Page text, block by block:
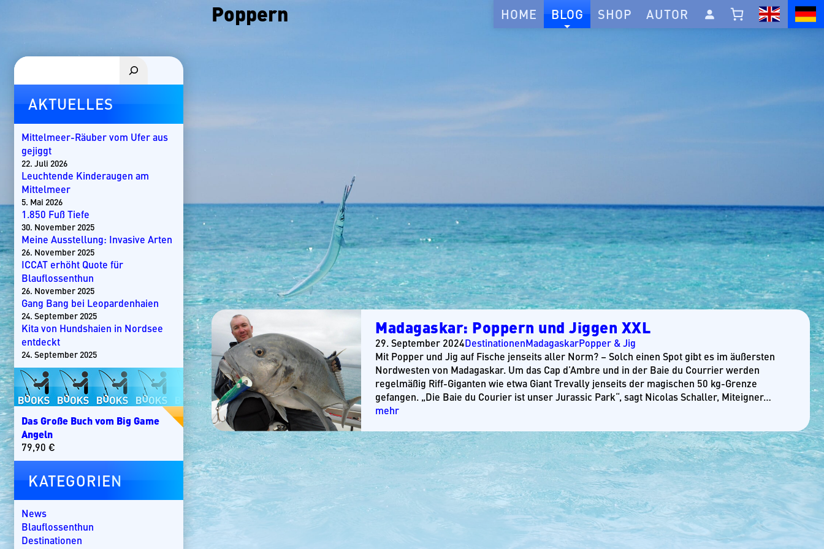
HOME BLOG SHOP AUTOR
Poppern
Madagaskar: Poppern und Jiggen XXL
29. September 2024DestinationenMadagaskarPopper & Jig
Mit Popper und Jig auf Fische jenseits aller Norm? – Solch einen Spot gibt es im äußersten
Nordwesten von Madagaskar. Um das Cap d’Ambre und in der Baie du Courrier werden
regelmäßig Riff-Giganten wie etwa Giant Trevally jenseits der magischen 50 kg-Grenze
gefangen. „Die Baie du Courier ist unser Jurassic Park“, sagt Nicolas Schaller, Miteigner…
mehr
Suchen
AKTUELLES
Mittelmeer-Räuber vom Ufer aus
gejiggt
22. Juli 2026
Leuchtende Kinderaugen am
Mittelmeer
5. Mai 2026
1.850 Fuß Tiefe
30. November 2025
Meine Ausstellung: Invasive Arten
26. November 2025
ICCAT erhöht Quote für
Blauflossenthun
26. November 2025
Gang Bang bei Leopardenhaien
24. September 2025
Kita von Hundshaien in Nordsee
entdeckt
24. September 2025
Das Große Buch vom Big Game
Angeln
79,90 €
KATEGORIEN
News
Blauflossenthun
Destinationen